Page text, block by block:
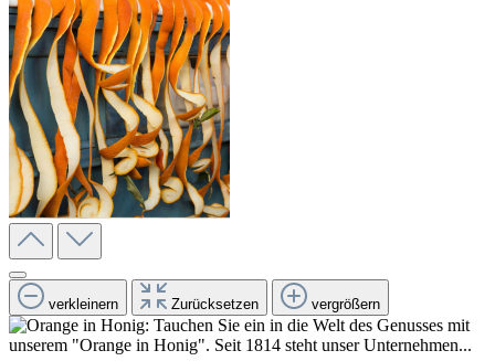
verkleinern Zurücksetzen vergrößern